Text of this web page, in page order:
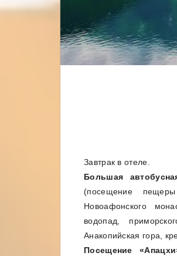
Завтрак в отеле.
Большая
(посещение
Новоафонского
водопад,
Анакопийская гора,
Посещение